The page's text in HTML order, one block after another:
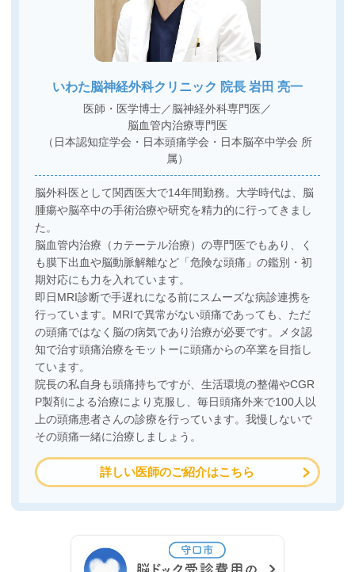
いわた脳神経外科クリニック 院長 岩田 亮一
医師・医学博士／脳神経外科専門医／
脳血管内治療専門医
（日本認知症学会・日本頭痛学会・日本脳卒中学会 所
属）
脳外科医として関西医大で14年間勤務。大学時代は、脳
腫瘍や脳卒中の手術治療や研究を精力的に行ってきまし
た。
脳血管内治療（カテーテル治療）の専門医でもあり、く
も膜下出血や脳動脈解離など「危険な頭痛」の鑑別・初
期対応にも力を入れています。
即日MRI診断で手遅れになる前にスムーズな病診連携を
行っています。MRIで異常がない頭痛であっても、ただ
の頭痛ではなく脳の病気であり治療が必要です。メタ認
知で治す頭痛治療をモットーに頭痛からの卒業を目指し
ています。
院長の私自身も頭痛持ちですが、生活環境の整備やCGR
P製剤による治療により克服し、毎日頭痛外来で100人以
上の頭痛患者さんの診療を行っています。我慢しないで
その頭痛一緒に治療しましょう。
詳しい医師のご紹介はこちら